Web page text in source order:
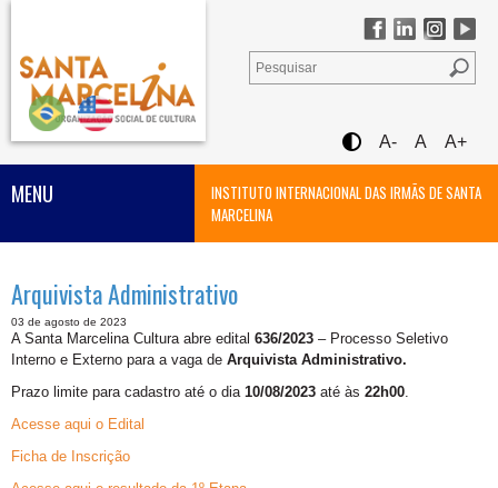
A- A A+
INSTITUTO INTERNACIONAL DAS IRMÃS DE SANTA
MARCELINA
MENU
Arquivista Administrativo
03 de agosto de 2023
A Santa Marcelina Cultura abre edital 636/2023 – Processo Seletivo
Interno e Externo para a vaga de Arquivista Administrativo.
Prazo limite para cadastro até o dia10/08/2023 até às 22h00.
Acesse aqui o Edital
Ficha de Inscrição